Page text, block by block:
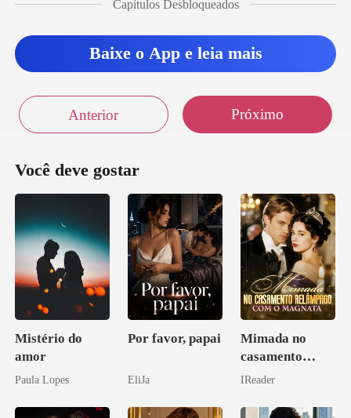
Capítulos Desbloqueados
Baixe o App e leia mais
Anterior Próximo
Você deve gostar
Mistério do
amor
Paula Lopes
Por favor, papai
EliJa
Mimada no
casamento
relâmpago com
IReader